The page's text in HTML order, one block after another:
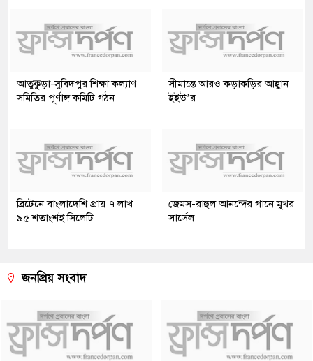
আতুকুড়া-সুবিদপুর শিক্ষা কল্যাণ
সমিতির পূর্ণাঙ্গ কমিটি গঠন
সীমান্তে আরও কড়াকড়ির আহ্বান
ইইউ’র
ব্রিটেনে বাংলাদেশি প্রায় ৭ লাখ
৯৫ শতাংশই সিলেটি
জেমস-রাহুল আনন্দের গানে মুখর
সার্সেল
জনপ্রিয় সংবাদ